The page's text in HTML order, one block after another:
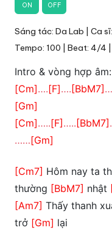
ON OFF
Sáng tác: Da Lab | Ca
Tempo: 100 | Beat: 4/4
Intro & vòng hợp âm:
[Cm]….[F]…. [BbM7]
[Gm]
[Cm]…..[F] ….. [BbM7]
……[Gm]
[Cm7] Hôm nay ta
thường [BbM7] nhật
[Am7] Thấy thanh
trở [Gm] lại